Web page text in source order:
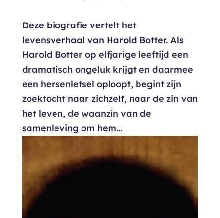
Deze biografie vertelt het
levensverhaal van Harold Botter. Als
Harold Botter op elfjarige leeftijd een
dramatisch ongeluk krijgt en daarmee
een hersenletsel oploopt, begint zijn
zoektocht naar zichzelf, naar de zin van
het leven, de waanzin van de
samenleving om hem...